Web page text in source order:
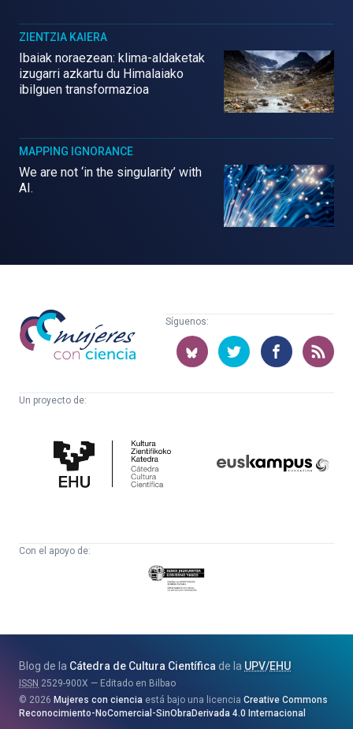
ZIENTZIA KAIERA
Ibaiak noraezean: klima-aldaketak
izugarri azkartu du Himalaiako
ibilguen transformazioa
MAPPING IGNORANCE
We are not ‘in the singularity’ with
AI.
Mujeres
con
ciencia
Síguenos:
Un proyecto de:
Cultura
Científica
Con el apoyo de:
Eusko
Jaurlaritza
eta
Berrikuntza
Saila
Blog de la Cátedra de Cultura Científica de la UPV/EHU
ISSN 2529-900X
Editado en Bilbao
2026 Mujeres con ciencia está bajo una licencia Creative Commons
Reconocimiento-NoComercial-SinObraDerivada 4.0 Internacional